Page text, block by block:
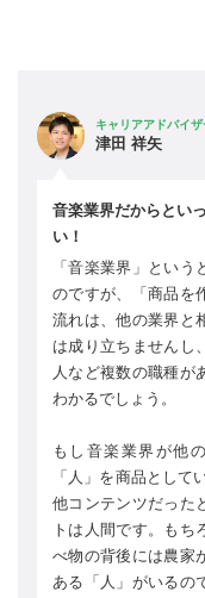
キャリアアドバイザ
津田 祥矢
音楽業界だからとい
い！
「音楽業界」とい
のですが、「商品を
流れは、他の業界と
は成り立ちませんし
人など複数の職種が
わかるでしょう。
もし音楽業界が他
「人」を商品として
他コンテンツだった
トは人間です。もち
べ物の背後には農家
ある「人」がいるの